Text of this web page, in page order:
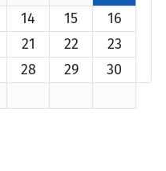
14 15
16
21 22
23
28 29
30